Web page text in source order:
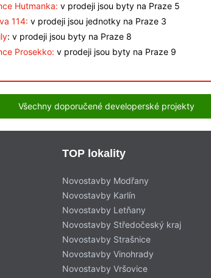
Hutmanka: v prodeji jsou byty na Praze 5
114: v prodeji jsou jednotky na Praze 3
: v prodeji jsou byty na Praze 8
Prosekko: v prodeji jsou byty na Praze 9
Všechny doporučené developerské projekty
TOP lokality
Novostavby Modřany
Novostavby Karlín
Novostavby Letňany
Novostavby Středočeský kraj
Novostavby Strašnice
Novostavby Vinohrady
Novostavby Vršovice